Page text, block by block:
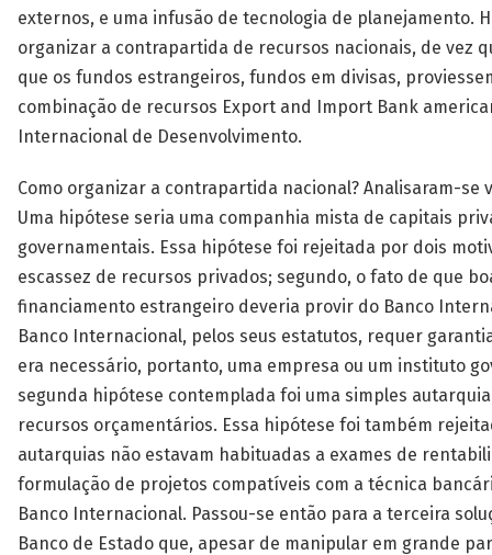
externos, e uma infusão de tecnologia de planejamento.
organizar a contrapartida de recursos nacionais, de vez
que os fundos estrangeiros, fundos em divisas,
combinação de recursos Export and Import Bank
Internacional de Desenvolvimento.
Como organizar a contrapartida nacional? Analisaram-se
Uma hipótese seria uma companhia mista de capitais
governamentais. Essa hipótese foi rejeitada por dois
escassez de recursos privados; segundo, o fato de que
financiamento estrangeiro deveria provir do Banco
Banco Internacional, pelos seus estatutos, requer
era necessário, portanto, uma empresa ou um instituto
segunda hipótese contemplada foi uma simples
recursos orçamentários. Essa hipótese foi também
autarquias não estavam habituadas a exames de
formulação de projetos compatíveis com a técnica
Banco Internacional. Passou-se então para a terceira
Banco de Estado que, apesar de manipular em grande